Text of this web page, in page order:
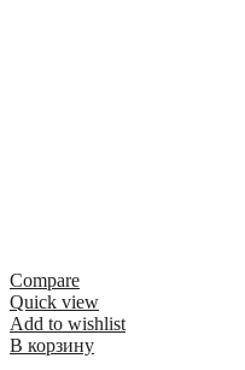
Compare
Quick view
Add to wishlist
В корзину